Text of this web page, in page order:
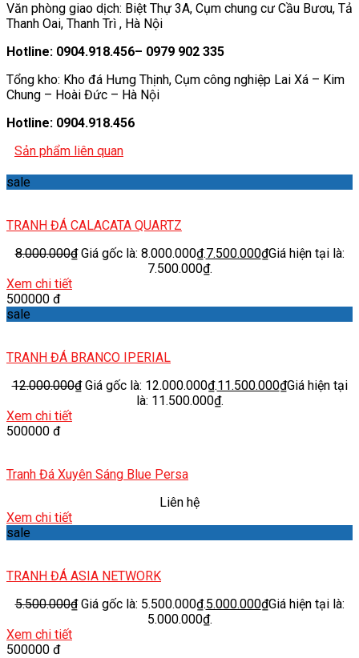
Văn phòng giao dịch: Biệt Thự 3A, Cụm chung cư Cầu Bươu, Tả
Thanh Oai, Thanh Trì , Hà Nội
Hotline: 0904.918.456– 0979 902 335
Tổng kho: Kho đá Hưng Thịnh, Cụm công nghiệp Lai Xá – Kim
Chung – Hoài Đức – Hà Nội
Hotline: 0904.918.456
Sản phẩm liên quan
sale
TRANH ĐÁ CALACATA QUARTZ
8.000.000₫ Giá gốc là: 8.000.000₫.7.500.000₫Giá hiện tại là:
7.500.000₫.
Xem chi tiết
500000 đ
sale
TRANH ĐÁ BRANCO IPERIAL
12.000.000₫ Giá gốc là: 12.000.000₫.11.500.000₫Giá hiện tại
là: 11.500.000₫.
Xem chi tiết
500000 đ
Tranh Đá Xuyên Sáng Blue Persa
Liên hệ
Xem chi tiết
sale
TRANH ĐÁ ASIA NETWORK
5.500.000₫ Giá gốc là: 5.500.000₫.5.000.000₫Giá hiện tại là:
5.000.000₫.
Xem chi tiết
500000 đ